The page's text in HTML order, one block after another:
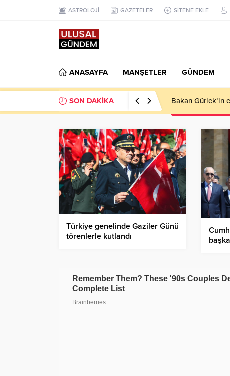
ASTROLOJİ GAZETELER SİTENE EKLE
ANASAYFA MANŞETLER GÜNDEM
SON DAKİKA Ahbap
Türkiye genelinde Gaziler Günü
törenlerle kutlandı